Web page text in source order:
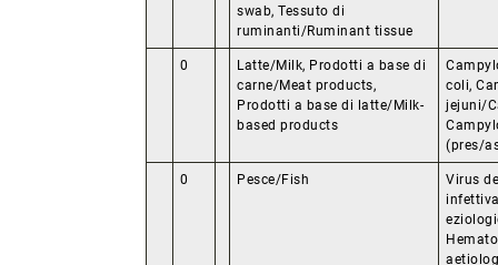
swab, Tessuto di
ruminanti/Ruminant tissue
0
Latte/Milk, Prodotti a base di
carne/Meat products,
Prodotti a base di latte/Milk-
based products
coli,
jejuni/
(pres/
0 Pesce/Fish
Virus